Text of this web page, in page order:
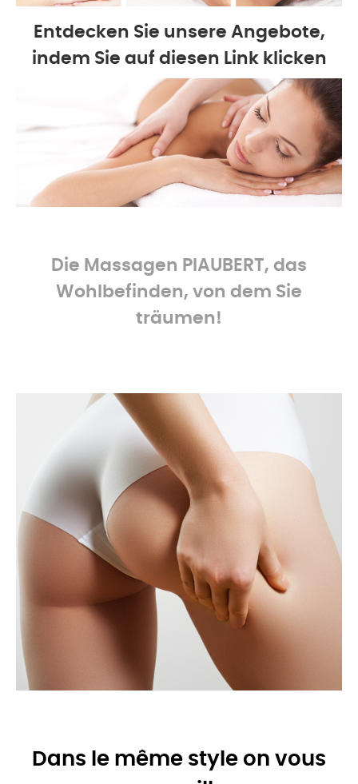
Entdecken Sie unsere Angebote,
indem Sie auf diesen Link klicken
Die Massagen PIAUBERT, das
Wohlbefinden, von dem Sie
träumen!
Dans le même style on vous